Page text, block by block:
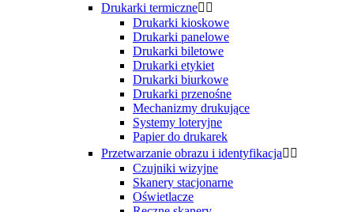
Drukarki termiczne 
Drukarki kioskowe
Drukarki panelowe
Drukarki biletowe
Drukarki etykiet
Drukarki biurkowe
Drukarki przenośne
Mechanizmy drukujące
Systemy loteryjne
Papier do drukarek
Przetwarzanie obrazu i identyfikacja 
Czujniki wizyjne
Skanery stacjonarne
Oświetlacze